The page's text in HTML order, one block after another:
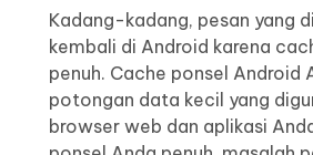
Kadang-kadang, pesan yang
kembali di Android karena
penuh. Cache ponsel Android
potongan data kecil yang
browser web dan aplikasi